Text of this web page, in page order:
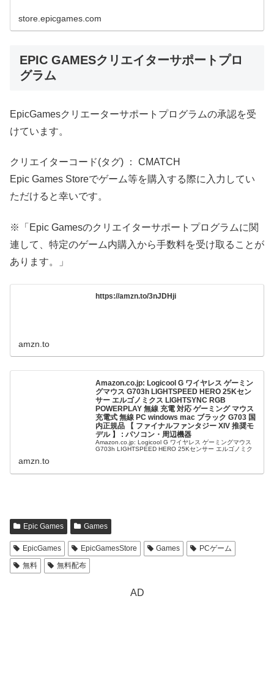
store.epicgames.com
EPIC GAMESクリエイターサポートプロ
グラム
EpicGamesクリエーターサポートプログラムの承認を受
けています。
クリエイターコード(タグ) ： CMATCH
Epic Games Storeでゲーム等を購入する際に入力してい
ただけると幸いです。
※「Epic Gamesのクリエイターサポートプログラムに関
連して、特定のゲーム内購入から手数料を受け取ることが
あります。」
https://amzn.to/3nJDHji
amzn.to
Amazon.co.jp: Logicool G ワイヤレス ゲーミン
グマウス G703h LIGHTSPEED HERO 25Kセン
サー エルゴノミクス LIGHTSYNC RGB
POWERPLAY 無線 充電 対応 ゲーミング マウス
充電式 無線 PC windows mac ブラック G703 国
内正規品 【 ファイナルファンタジー XIV 推奨モ
デル 】 : パソコン・周辺機器
Amazon.co.jp: Logicool G ワイヤレス ゲーミングマウス
G703h LIGHTSPEED HERO 25Kセンサー エルゴノミク
amzn.to
Epic Games Games
EpicGames EpicGamesStore Games
PCゲーム
無料
無料配布
AD